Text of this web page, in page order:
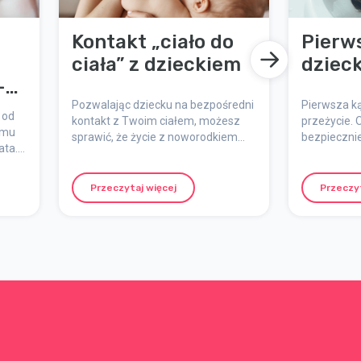
Kontakt „ciało do
ciała” z dzieckiem
Pozwalając dziecku na bezpośredni
kontakt z Twoim ciałem, możesz
sprawić, że życie z noworodkiem
przyjemniejsze. Dziecko czuje się
dobrze, gdy jest blisko Ciebie, a
kontakt „ciało do ciała” wzmacnia
Przeczytaj więcej
Pierwsza
przeżycie.